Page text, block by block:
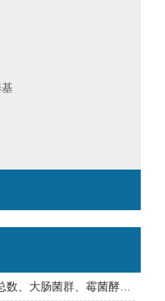
卫生指示菌（菌落总数、大肠菌群、霉菌酵母总数）快检方案